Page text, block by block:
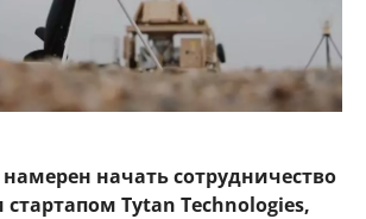
намерен начать сотрудничество
Tytan Technologies,